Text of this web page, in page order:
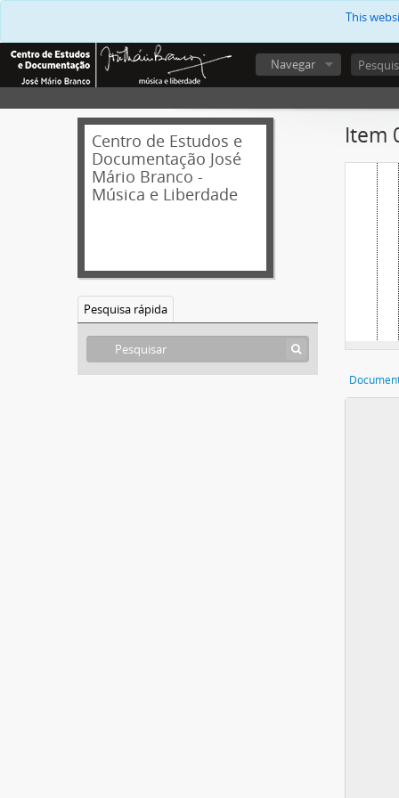
This
Navegar
Centro de Estudos e
Documentação José
Mário Branco -
Música e Liberdade
Pesquisa rápida
Item